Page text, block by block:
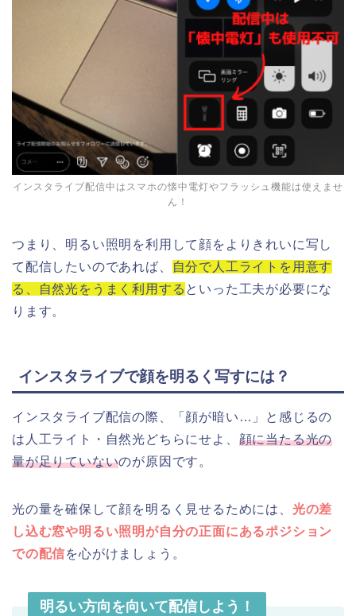
インスタライブ配信中はスマホの懐中電灯やフラッシュ機能は使えませ
ん！
つまり、明るい照明を利用して顔をよりきれいに写し
て配信したいのであれば、
自分で人工ライトを用意す
る、自然光をうまく利用する といった工夫が必要にな
ります。
インスタライブで顔を明るく写すには？
インスタライブ配信の際、「顔が暗い…」と感じるの
は人工ライト・自然光どちらにせよ、 顔に当たる光の
量が足りていないのが原因です。
光の量を確保して顔を明るく見せるためには、 光の差
し込む窓や明るい照明が自分の正面にあるポジション
での配信を心がけましょう。
明るい方向を向いて配信しよう！